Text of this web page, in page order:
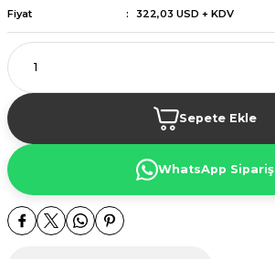
Fiyat
322,03 USD + KDV
Sepete Ekle
WhatsApp Sipariş